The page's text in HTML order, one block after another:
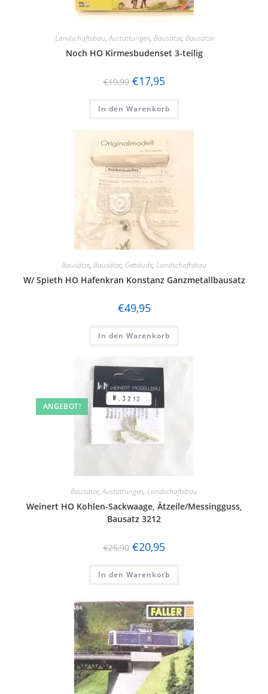
Landschaftsbau,Austattungen, Bausätze, Bausätze
Noch HO Kirmesbudenset 3-teilig
€19,99 €17,95
In den Warenkorb
Bausätze, Bausätze, Gebäude, Landschaftsbau
W/ Spieth HO Hafenkran Konstanz Ganzmetallbausatz
€49,95
In den Warenkorb
ANGEBOT!
Bausätze,Austattungen, Landschaftsbau
Weinert HO Kohlen-Sackwaage, Ätzeile/Messingguss,
Bausatz 3212
€25,90 €20,95
In den Warenkorb